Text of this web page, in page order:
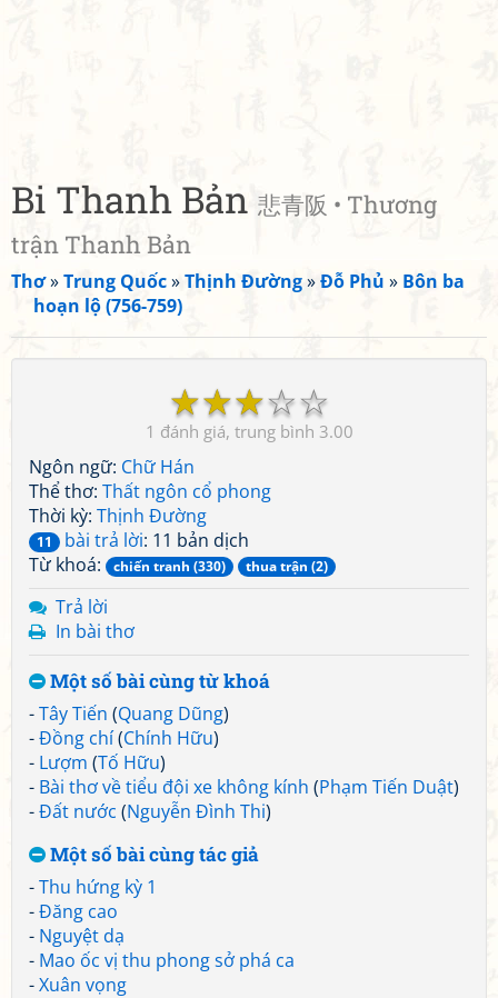
Bi Thanh Bản 悲青阪 • Thương
trận Thanh Bản
Thơ»Trung Quốc»Thịnh Đường»Đỗ Phủ » Bôn ba
hoạn lộ (756-759)
☆
☆
☆
☆
☆
1 3.00
Ngôn ngữ: Chữ Hán
Thể thơ: Thất ngôn cổ phong
Thời kỳ: Thịnh Đường
11 bài trả lời: 11 bản dịch
Từ khoá:
chiến tranh (330) thua trận (2)
Trả lời
In bài thơ
Một số bài cùng từ khoá
-Tây Tiến (Quang Dũng)
-Đồng chí(Chính Hữu)
- Lượm (Tố Hữu)
- Bài thơ về tiểu đội xe không kính (Phạm Tiến Duật)
-Đất nước (Nguyễn Đình Thi)
Một số bài cùng tác giả
-Thu hứng kỳ 1
-Đăng cao
- Nguyệt dạ
- Mao ốc vị thu phong sở phá ca
-Xuân vọng